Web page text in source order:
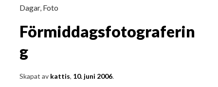
Dagar, Foto
Förmiddagsfotograferin
g
Skapat av kattis, 10. juni 2006.